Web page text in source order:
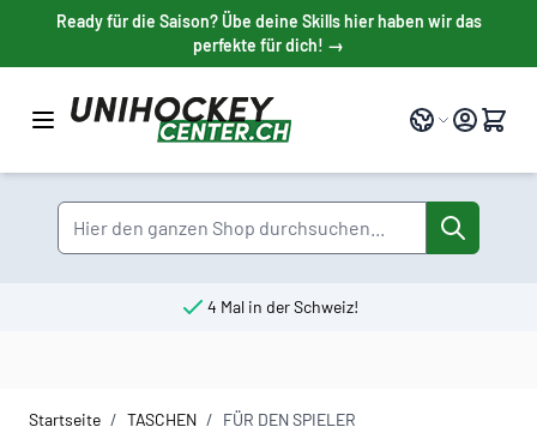
Direkt zum Inhalt
Ready für die Saison? Übe deine Skills hier haben wir das
perfekte für dich! →
Sprache
Suche
4 Mal in der Schweiz!
Startseite / TASCHEN / FÜR DEN SPIELER